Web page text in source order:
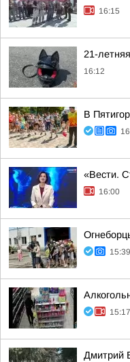
16:15
21-
16:12
В
«Вести.
16:00
15:39
15:17
Дмитрий